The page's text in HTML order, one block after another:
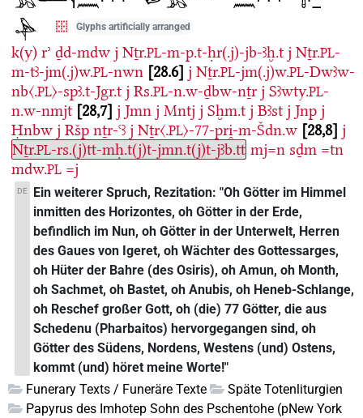
Glyphs artificially arranged
k(y) rʾ ḏd-mdw j Nṯr.PL-m-p.t-ḥr(.j)-jb-ꜣḫ.t j Nṯr.PL-
m-tꜣ-jm(.j)w.PL-nwn 28.6 j Nṯr.PL-jm(.j)w.PL-Dwꜣw-
nb〈.PL〉-spꜣ.t-Jgr.t j Rs.PL-n.w-ḏbw-nṯr j Sꜣwty.PL-
n.w-nmjt 28,7 j Jmn j Mntj j Sḫm.t j Bꜣst j Jnp j
Ḥnbw j Ršp nṯr-ꜥꜣ j Nṯr〈.PL〉-77-pri̯-m-Šdn.w 28,8 j
Nṯr.PL-rs.(j)tt-mḥ.t(j)t-jmn.t(j)t-jꜣb.tt mj=n sḏm =tn
mdw.PL =j
DE
Ein weiterer Spruch, Rezitation: "Oh Götter im Himmel
inmitten des Horizontes, oh Götter in der Erde,
befindlich im Nun, oh Götter in der Unterwelt, Herren
des Gaues von Igeret, oh Wächter des Gottessarges,
oh Hüter der Bahre (des Osiris), oh Amun, oh Month,
oh Sachmet, oh Bastet, oh Anubis, oh Heneb-Schlange,
oh Reschef großer Gott, oh (die) 77 Götter, die aus
Schedenu (Pharbaitos) hervorgegangen sind, oh
Götter des Südens, Nordens, Westens (und) Ostens,
kommt (und) höret meine Worte!"
Funerary Texts / Funeräre Texte
Späte Totenliturgien
Papyrus des Imhotep Sohn des Pschentohe (pNew York